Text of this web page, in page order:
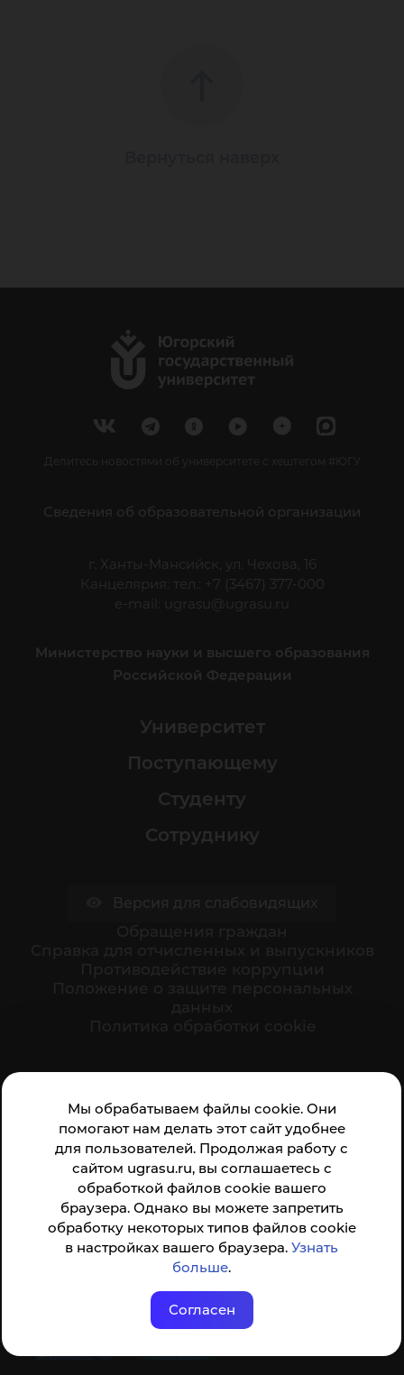
Мы обрабатываем файлы cookie. Они
помогают нам делать этот сайт удобнее
для пользователей. Продолжая работу с
сайтом ugrasu.ru, вы соглашаетесь с
обработкой файлов cookie вашего
браузера. Однако вы можете запретить
обработку некоторых типов файлов cookie
в настройках вашего браузера.Узнать
больше.
Согласен
Делитесь новостями об университете с хештегом #ЮГУ
Сведения об образовательной организации
г. Ханты-Мансийск, ул. Чехова, 16
Канцелярия: тел.: +7 (3467) 377-000
e-mail:
ugrasu@ugrasu.ru
Министерство науки и высшего образования
Российской Федерации
Университет
Поступающему
Студенту
Сотруднику
организации:
Анкета доступна по QR-коду, а так же по прямой
ссылке
© ФГБОУ ВО ЮГУ 2001–2026